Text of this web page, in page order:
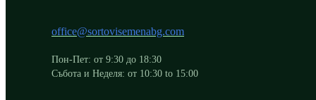
office@sortovisemenabg.com
Пон-Пет: от 9:30 до 18:30
Събота и Неделя: от 10:30 to 15:00